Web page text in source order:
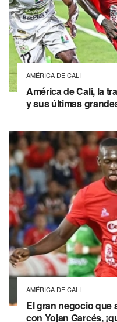
AMÉRICA DE CALI
América de Cali, la
y sus últimas
AMÉRICA DE CALI
El gran negocio que
con Yojan Garcés,